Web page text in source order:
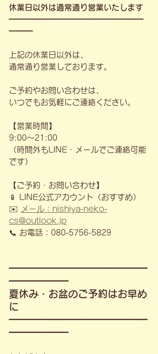
休業日以外は通常通り営業いたします
━━━━━━━━━━━━━━━━━
━━━
上記の休業日以外は、
通常通り営業しております。
ご予約やお問い合わせは、
いつでもお気軽にご連絡ください。
【営業時間】
9:00〜21:00
（時間外もLINE・メールでご連絡可能
です）
【ご予約・お問い合わせ】
📱 LINE公式アカウント（おすすめ）
✉️
メール：nishiya-neko-
cs@outlook.jp
📞 お電話：080-5756-5829
━━━━━━━━━━━━━━
━━━━━━
夏休み・お盆のご予約はお早め
に
━━━━━━━━━━━━━━
━━━━━━